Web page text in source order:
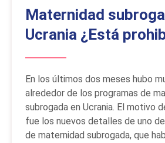
Maternidad
Ucrania ¿Está
En los últimos dos meses hubo
alrededor de los programas de
subrogada en Ucrania. El motivo
fue los nuevos detalles de uno
de maternidad subrogada, que